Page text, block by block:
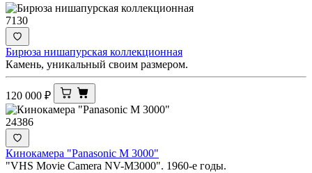
7130
Бирюза нишапурская коллекционная
Камень, уникальный своим размером.
120 000 ₽
24386
Кинокамера "Panasonic M 3000"
"VHS Movie Camera NV-M3000". 1960-е годы.